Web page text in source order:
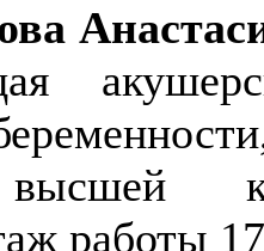
работы